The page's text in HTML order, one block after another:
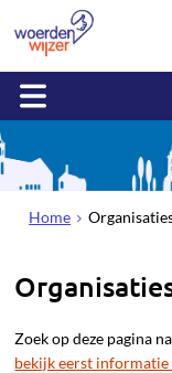
Home
Zoek op deze pagina
bekijk eerst